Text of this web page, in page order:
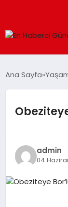
SPOR
SAĞLIK
MAGAZIN
Ana Sayfa
admin
04